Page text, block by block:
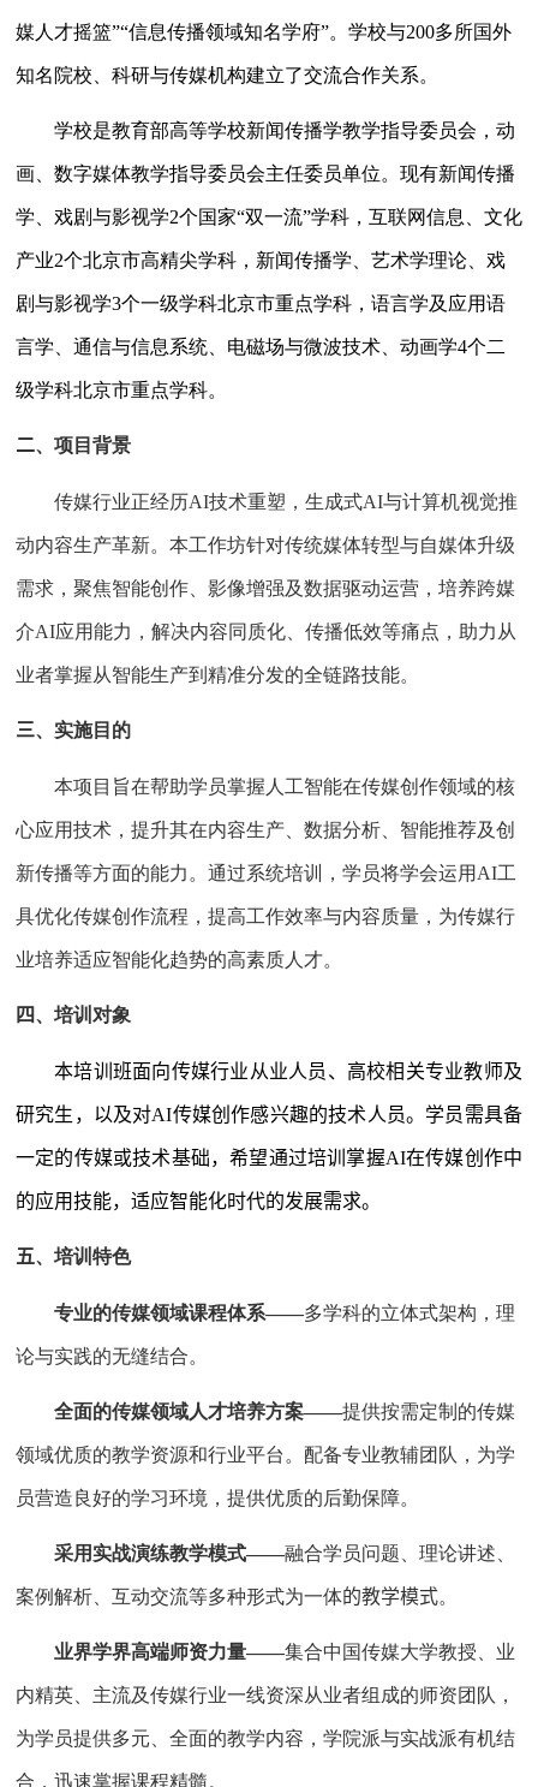
媒人才摇篮”“信息传播领域知名学府”。学校与200多所国外
知名院校、科研与传媒机构建立了交流合作关系。
学校是教育部高等学校新闻传播学教学指导委员会，动
画、数字媒体教学指导委员会主任委员单位。现有新闻传播
学、戏剧与影视学2个国家“双一流”学科，互联网信息、文化
产业2个北京市高精尖学科，新闻传播学、艺术学理论、戏
剧与影视学3个一级学科北京市重点学科，语言学及应用语
言学、通信与信息系统、电磁场与微波技术、动画学4个二
级学科北京市重点学科。
二、项目背景
传媒行业正经历AI技术重塑，生成式AI与计算机视觉推
动内容生产革新。本工作坊针对传统媒体转型与自媒体升级
需求，聚焦智能创作、影像增强及数据驱动运营，培养跨媒
介AI应用能力，解决内容同质化、传播低效等痛点，助力从
业者掌握从智能生产到精准分发的全链路技能。
三、实施目的
本项目旨在帮助学员掌握人工智能在传媒创作领域的核
心应用技术，提升其在内容生产、数据分析、智能推荐及创
新传播等方面的能力。通过系统培训，学员将学会运用 AI工
具优化传媒创作流程，提高工作效率与内容质量，为传媒行
业培养适应智能化趋势的高素质人才。
四、培训对象
本培训班面向传媒行业从业人员、高校相关专业教师及
研究生，以及对AI传媒创作感兴趣的技术人员。学员需具备
一定的传媒或技术基础，希望通过培训掌握AI在传媒创作中
的应用技能，适应智能化时代的发展需求。
五、培训特色
专业的传媒领域课程体系——多学科的立体式架构，理
论与实践的无缝结合。
全面的传媒领域人才培养方案——提供按需定制的传媒
领域优质的教学资源和行业平台。配备专业教辅团队，为学
员营造良好的学习环境，提供优质的后勤保障。
采用实战演练教学模式——融合学员问题、理论讲述、
案例解析、互动交流等多种形式为一体的教学模式。
业界学界高端师资力量——集合中国传媒大学教授、业
内精英、主流及传媒行业一线资深从业者组成的师资团队，
为学员提供多元、全面的教学内容，学院派与实战派有机结
合，迅速掌握课程精髓。